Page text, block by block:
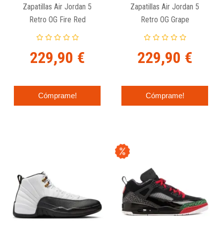
Zapatillas Air Jordan 5
Retro OG Fire Red
229,90 €
Cómprame!
Zapatillas Air Jordan 5
Retro OG Grape
229,90 €
Cómprame!